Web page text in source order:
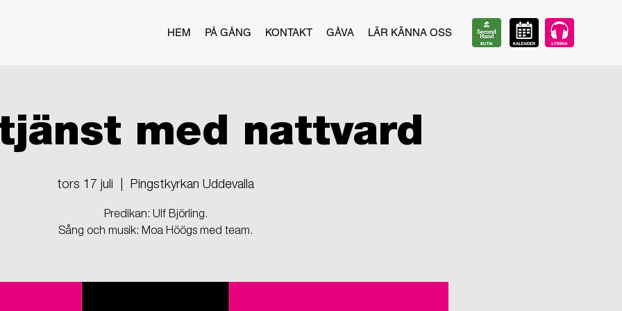
HEM PÅ GÅNG KONTAKT GÅVA LÄR KÄNNA OSS
med nattvard
tors 17 juli Pingstkyrkan Uddevalla
Predikan: Ulf Björling.
Sång och musik: Moa Höögs med team.